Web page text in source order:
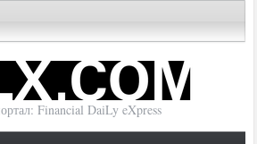
Financial DaiLy eXpress